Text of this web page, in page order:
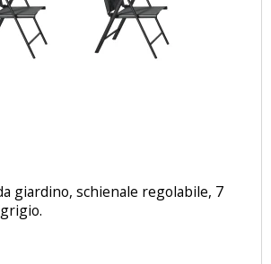
giardino, schienale regolabile, 7